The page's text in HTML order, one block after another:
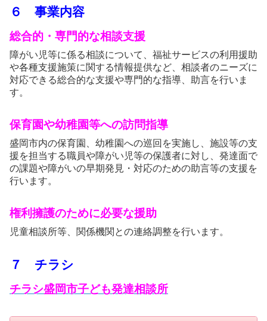
６ 事業内容
総合的・専門的な相談支援
障がい児等に係る相談について、福祉サービスの利用援助
や各種支援施策に関する情報提供など、相談者のニーズに
対応できる総合的な支援や専門的な指導、助言を行いま
す。
保育園や幼稚園等への訪問指導
盛岡市内の保育園、幼稚園への巡回を実施し、施設等の支
援を担当する職員や障がい児等の保護者に対し、発達面で
の課題や障がいの早期発見・対応のための助言等の支援を
行います。
権利擁護のために必要な援助
児童相談所等、関係機関との連絡調整を行います。
７ チラシ
チラシ盛岡市子ども発達相談所